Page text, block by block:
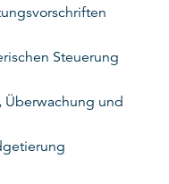
Steuerung
und